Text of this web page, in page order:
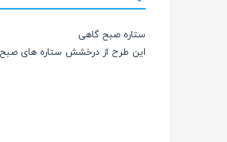
ستاره صبح گاهی
این طرح از درخشش ستاره های صبح